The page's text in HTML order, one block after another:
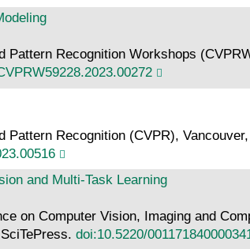
Recognition Workshops
Recognition (CVPR),
and Multi-Task Learning
on Computer Vision, Imaging and
doi:10.5220/